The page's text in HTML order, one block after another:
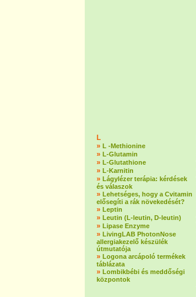
L
» L -Methionine
» L-Glutamin
» L-Glutathione
» L-Karnitin
» Lágylézer terápia: kérdések
és válaszok
» Lehetséges, hogy a Cvitamin
elősegíti a rák növekedését?
» Leptin
» Leutin (L-leutin, D-leutin)
» Lipase Enzyme
» LivingLAB PhotonNose
allergiakezelő készülék
útmutatója
» Logona arcápoló termékek
táblázata
» Lombikbébi és meddőségi
központok